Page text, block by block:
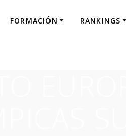
FORMACIÓN RANKINGS